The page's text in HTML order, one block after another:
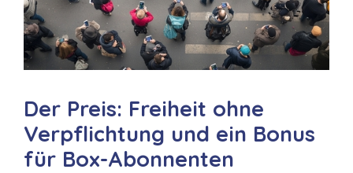
Der Preis: Freiheit ohne
Verpflichtung und ein Bonus
für Box-Abonnenten